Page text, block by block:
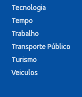
Tecnologia
Tempo
Trabalho
Transporte Público
Turismo
Veiculos